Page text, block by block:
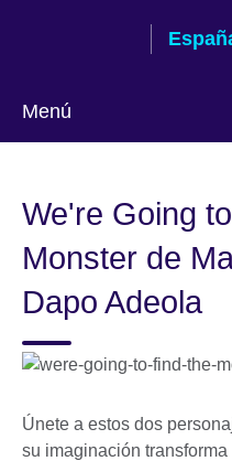
Menú
We're Going
Monster de
Dapo Adeola
Únete a estos dos
su imaginación